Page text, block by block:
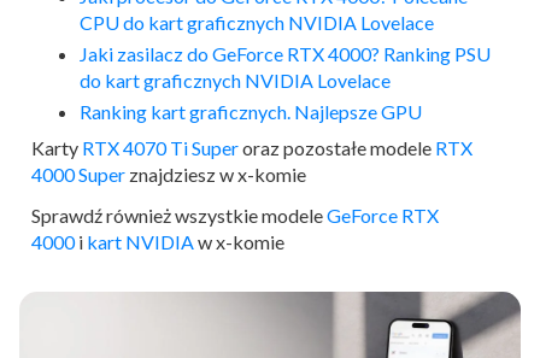
CPU do kart graficznych NVIDIA Lovelace
Jaki zasilacz do GeForce RTX 4000? Ranking PSU
do kart graficznych NVIDIA Lovelace
Ranking kart graficznych. Najlepsze GPU
Karty RTX 4070 Ti Superoraz pozostałe modele RTX
4000 Super znajdziesz w x-komie
Sprawdź również wszystkie modeleGeForce RTX
4000i kart NVIDIAw x-komie